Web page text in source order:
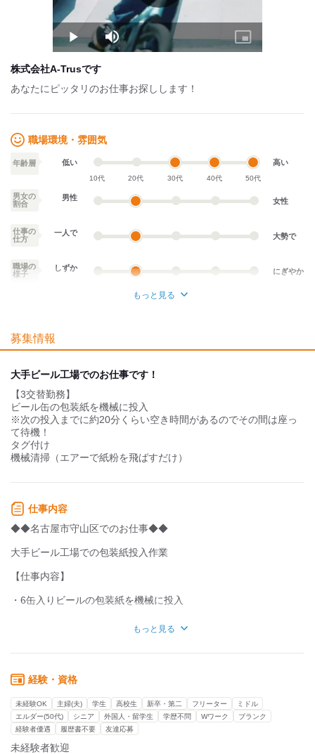
Play Mute
Picture-
in-
株式会社A-Trusです
あなたにピッタリのお仕事お探しします！
職場環境・雰囲気
年齢層 低い
10代 20代 30代 40代 50代
高い
男女の
割合
男性 女性
仕事の
仕方
一人で 大勢で
職場の
様子
しずか にぎやか
個性が生かせる
デスクワーク
お客様との対話が
少ない
力仕事が少ない 力仕事が多い
知識・経験不要
もっと見る
募集情報
大手ビール工場でのお仕事です！
【3交替勤務】
ビール缶の包装紙を機械に投入
※次の投入までに約20分くらい空き時間があるのでその間は座っ
て待機！
タグ付け
機械清掃（エアーで紙粉を飛ばすだけ）
仕事内容
◆◆名古屋市守山区でのお仕事◆◆
大手ビール工場での包装紙投入作業
【仕事内容】
・6缶入りビールの包装紙を機械に投入
・機械の掃除（エアーで紙粉を飛ばすだけ）
未経験の方でも丁寧に教えてもらえるので
安心して働けます(*^-^*)
☆未経験者大歓迎
☆駐車場完備
☆週払い可能
☆弊社派遣スタッフ活躍中
もっと見る
経験・資格
未経験OK 主婦(夫) 学生 高校生 新卒・第二 フリーター
ミドル
エルダー(50代)
シニア 外国人・留学生 学歴不問 Wワーク
ブランク
経験者優遇
履歴書不要 友達応募
未経験者歓迎